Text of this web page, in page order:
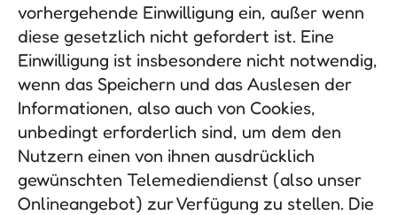
vorhergehende Einwilligung ein, außer wenn
diese gesetzlich nicht gefordert ist. Eine
Einwilligung ist insbesondere nicht notwendig,
wenn das Speichern und das Auslesen der
Informationen, also auch von Cookies,
unbedingt erforderlich sind, um dem den
Nutzern einen von ihnen ausdrücklich
gewünschten Telemediendienst (also unser
Onlineangebot) zur Verfügung zu stellen. Die